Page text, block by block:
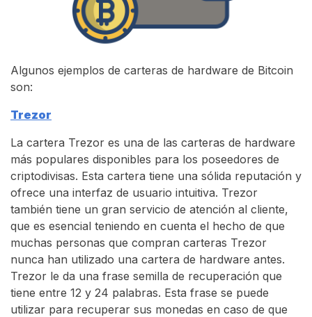
Algunos ejemplos de carteras de hardware de Bitcoin
son:
Trezor
La cartera Trezor es una de las carteras de hardware
más populares disponibles para los poseedores de
criptodivisas. Esta cartera tiene una sólida reputación y
ofrece una interfaz de usuario intuitiva. Trezor
también tiene un gran servicio de atención al cliente,
que es esencial teniendo en cuenta el hecho de que
muchas personas que compran carteras Trezor
nunca han utilizado una cartera de hardware antes.
Trezor le da una frase semilla de recuperación que
tiene entre 12 y 24 palabras. Esta frase se puede
utilizar para recuperar sus monedas en caso de que